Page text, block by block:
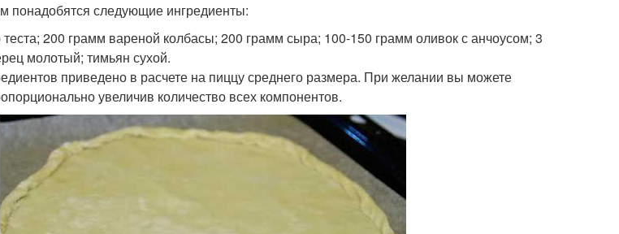
понадобятся следующие ингредиенты:
200 грамм вареной колбасы; 200 грамм сыра; 100-150 грамм оливок с анчоусом; 3
молотый; тимьян сухой.
приведено в расчете на пиццу среднего размера. При желании вы можете
увеличив количество всех компонентов.